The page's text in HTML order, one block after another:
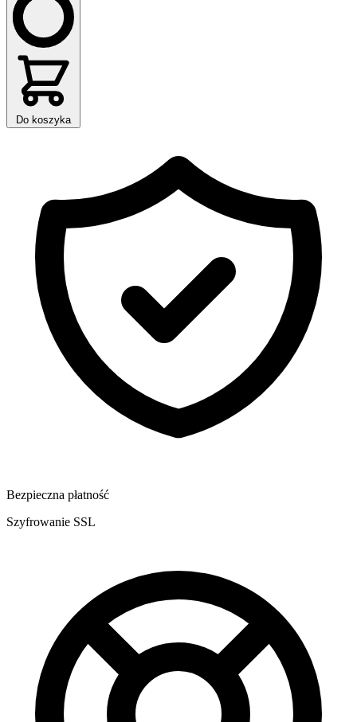
Do koszyka
Bezpieczna płatność
Szyfrowanie SSL